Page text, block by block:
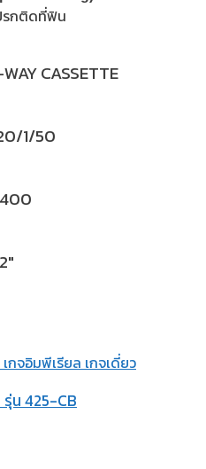
รกติดที่ฟิน
CASSETTE
1/50
400
รุ่น 425-CB